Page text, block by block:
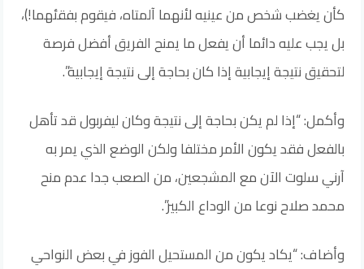
كأن يغضب شخص من عينيه لأنهما آلمتاه، فيقوم بفقئهما!)،
بل يجب عليه دائما أن يفعل ما يمنح الفريق أفضل فرصة
لتحقيق نتيجة إيجابية إذا كان بحاجة إلى نتيجة إيجابية”.
وأكمل: “إذا لم يكن بحاجة إلى نتيجة وكان ليفربول قد تأهل
بالفعل فقد يكون الأمر مختلفا ولكن الوضع الذي يمر به
آرني سلوت الآن مع المشجعين، من الصعب جدا عدم منح
محمد صلاح نوعا من الوداع الكبير”.
وأضاف: “يكاد يكون من المستحيل الفوز في بعض النواحي